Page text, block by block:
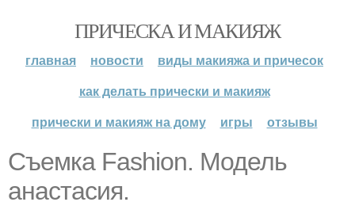
ПРИЧЕСКА И МАКИЯЖ
главная новости
виды макияжа и причесок
как делать прически и макияж
прически и макияж на дому
игры отзывы
Съемка Fashion. Модель
анастасия.